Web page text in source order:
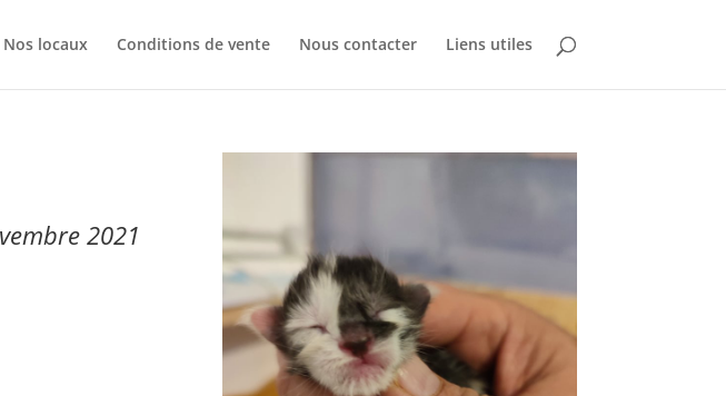
Nos locaux Conditions de vente Nous contacter Liens utiles
2021